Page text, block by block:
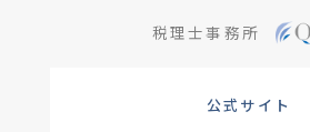
税理士事務所
公式サイト